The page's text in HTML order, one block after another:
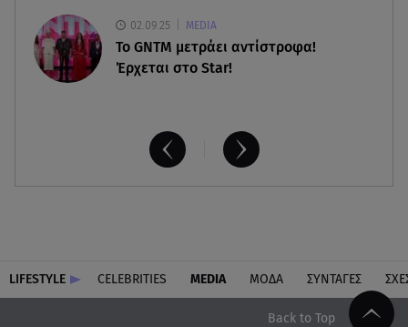
02.09.25 MEDIA
Το GNTM μετράει αντίστροφα!
Έρχεται στο Star!
LIFESTYLE CELEBRITIES MEDIA ΜΟΔΑ ΣΥΝΤΑΓΕΣ
Back to Top